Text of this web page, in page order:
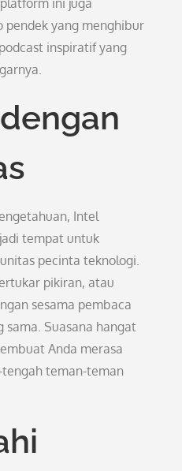
ini juga
pendek yang menghibur
inspiratif yang
Intel
tempat untuk
pecinta teknologi.
pikiran, atau
sesama pembaca
Suasana hangat
Anda merasa
teman-teman